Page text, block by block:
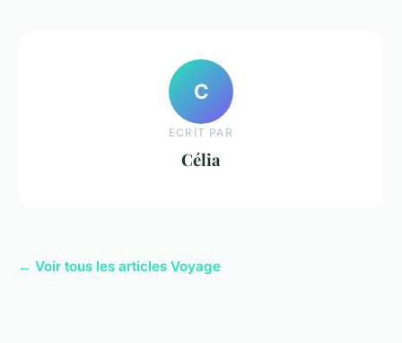
C
ECRIT PAR
Célia
← Voir tous les articles Voyage